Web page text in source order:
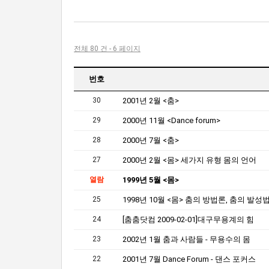
전체 80 건 - 6 페이지
번호
30 2001년 2월 <춤>
29 2000년 11월 <Dance forum>
28 2000년 7월 <춤>
27 2000년 2월 <몸> 세가지 유형 몸의 언어
열람 1999년 5월 <몸>
25 1998년 10월 <몸> 춤의 방법론, 춤의 발성
24 [춤춤닷컴 2009-02-01]대구무용계의 힘
23 2002년 1월 춤과 사람들 - 무용수의 몸
22 2001년 7월 Dance Forum - 댄스 포커스